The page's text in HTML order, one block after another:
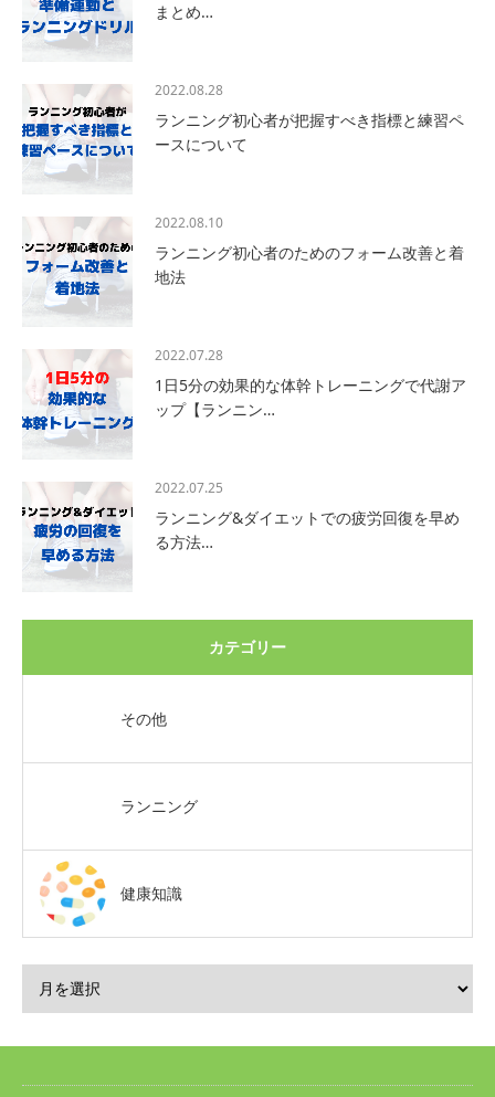
まとめ…
2022.08.28
ランニング初心者が把握すべき指標と練習ペ
ースについて
2022.08.10
ランニング初心者のためのフォーム改善と着
地法
2022.07.28
1日5分の効果的な体幹トレーニングで代謝ア
ップ【ランニン…
2022.07.25
ランニング&ダイエットでの疲労回復を早め
る方法…
カテゴリー
その他
ランニング
健康知識